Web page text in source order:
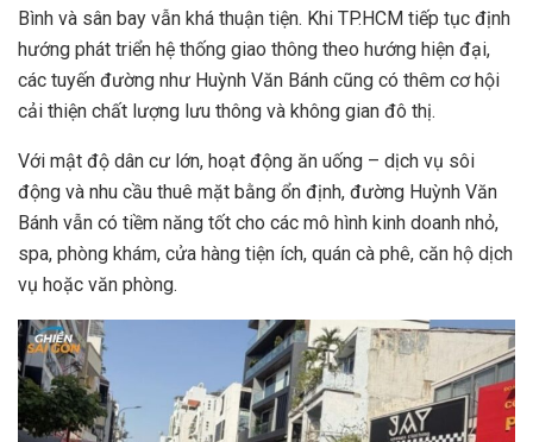
Bình và sân bay vẫn khá thuận tiện. Khi TP.HCM tiếp tục định
hướng phát triển hệ thống giao thông theo hướng hiện đại,
các tuyến đường như Huỳnh Văn Bánh cũng có thêm cơ hội
cải thiện chất lượng lưu thông và không gian đô thị.
Với mật độ dân cư lớn, hoạt động ăn uống – dịch vụ sôi
động và nhu cầu thuê mặt bằng ổn định, đường Huỳnh Văn
Bánh vẫn có tiềm năng tốt cho các mô hình kinh doanh nhỏ,
spa, phòng khám, cửa hàng tiện ích, quán cà phê, căn hộ dịch
vụ hoặc văn phòng.